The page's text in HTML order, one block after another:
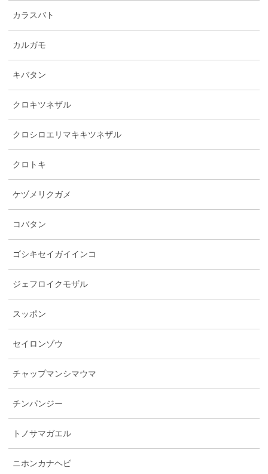
カラスバト
カルガモ
キバタン
クロキツネザル
クロシロエリマキキツネザル
クロトキ
ケヅメリクガメ
コバタン
ゴシキセイガイインコ
ジェフロイクモザル
スッポン
セイロンゾウ
チャップマンシマウマ
チンパンジー
トノサマガエル
ニホンカナヘビ